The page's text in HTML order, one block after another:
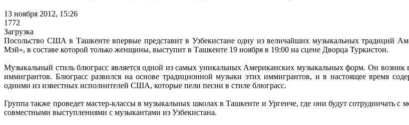
13 ноября 2012, 15:26
1772
Загрузка
Посольство США в Ташкенте впервые представит в Узбекистане одну из величайших музыкальных традиций
Мэй», в составе которой только женщины, выступит в Ташкенте 19 ноября в 19:00 на сцене Дворца Туркистон.
Музыкальный стиль блюграсс является одной из самых уникальных Американских музыкальных форм. Он
иммигрантов. Блюграсс развился на основе традиционной музыки этих иммигрантов, и в настоящее время
одними из известных исполнителей США, которые пели песни в стиле блюграсс.
Группа также проведет мастер-классы в музыкальных школах в Ташкенте и Ургенче, где они будут сотрудничать
совместными выступлениями с музыкантами из Узбекистана.